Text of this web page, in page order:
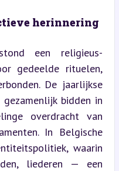
herinnering
een religieus-
gedeelde rituelen,
De jaarlijkse
bidden in
overdracht van
In Belgische
waarin
liederen — een